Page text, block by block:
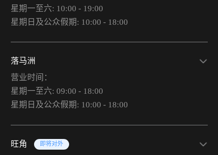
星期一至六: 10:00 - 19:00
星期日及公众假期: 10:00 - 18:00
落马洲
营业时间：
星期一至六: 09:00 - 18:00
星期日及公众假期: 10:00 - 18:00
旺角 即将对外